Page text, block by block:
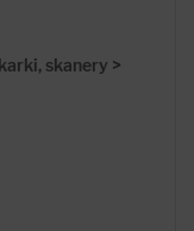
skanery >